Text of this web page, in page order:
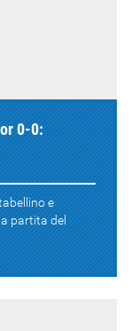
0-0:
e
partita del